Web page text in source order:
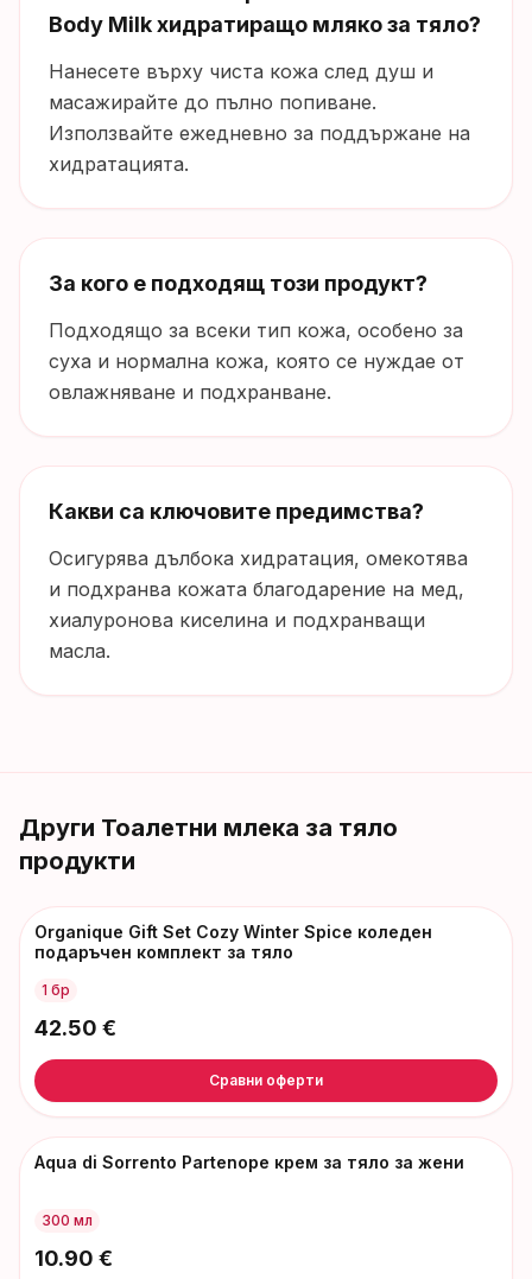
Body Milk хидратиращо мляко за тяло?
Нанесете върху чиста кожа след душ и
масажирайте до пълно попиване.
Използвайте ежедневно за поддържане на
хидратацията.
За кого е подходящ този продукт?
Подходящо за всеки тип кожа, особено за
суха и нормална кожа, която се нуждае от
овлажняване и подхранване.
Какви са ключовите предимства?
Осигурява дълбока хидратация, омекотява
и подхранва кожата благодарение на мед,
хиалуронова киселина и подхранващи
масла.
Други Тоалетни млека за тяло
продукти
Organique Gift Set Cozy Winter Spice коледен
подаръчен комплект за тяло
1 бр
42.50 €
Сравни оферти
Aqua di Sorrento Partenope крем за тяло за жени
300 мл
10.90 €